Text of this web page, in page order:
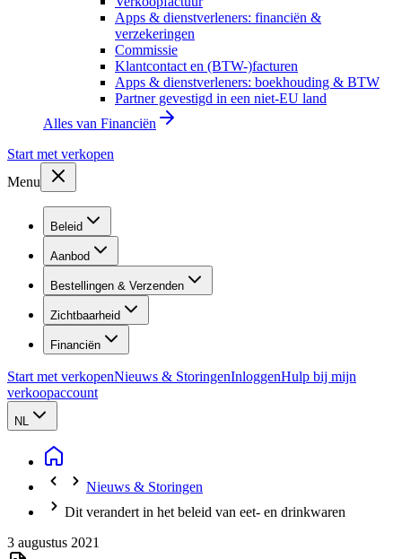
Apps & dienstverleners: financiën &
verzekeringen
Commissie
Klantcontact en (BTW-)facturen
Apps & dienstverleners: boekhouding & BTW
Partner gevestigd in een niet-EU land
Alles van Financiën
Start met verkopen
Menu
Beleid
Aanbod
Bestellingen & Verzenden
Zichtbaarheid
Financiën
Start met verkopenNieuws & StoringenInloggenHulp bij mijn
verkoopaccount
NL
Nieuws & Storingen
Dit verandert in het beleid van eet- en drinkwaren
3 augustus 2021